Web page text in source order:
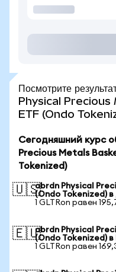
Посмотрите
Physical
ETF (Ondo
Сегодняшний курс
Precious Metals
Tokenized)
🇺🇸abrdn Physical
(Ondo Tokenized)
1 GLTRon равен
🇪🇺abrdn Physical
(Ondo Tokenized) в
1 GLTRon равен